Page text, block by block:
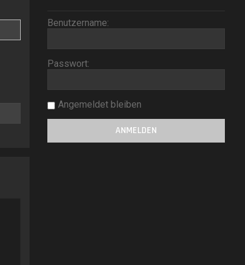
Benutzername:
Passwort:
Angemeldet bleiben